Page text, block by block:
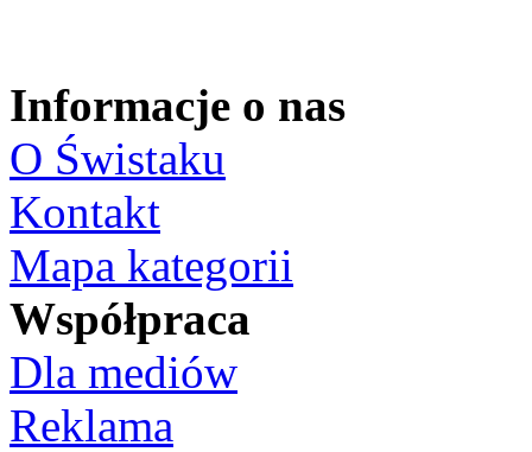
Informacje o nas
O Świstaku
Kontakt
Mapa kategorii
Współpraca
Dla mediów
Reklama